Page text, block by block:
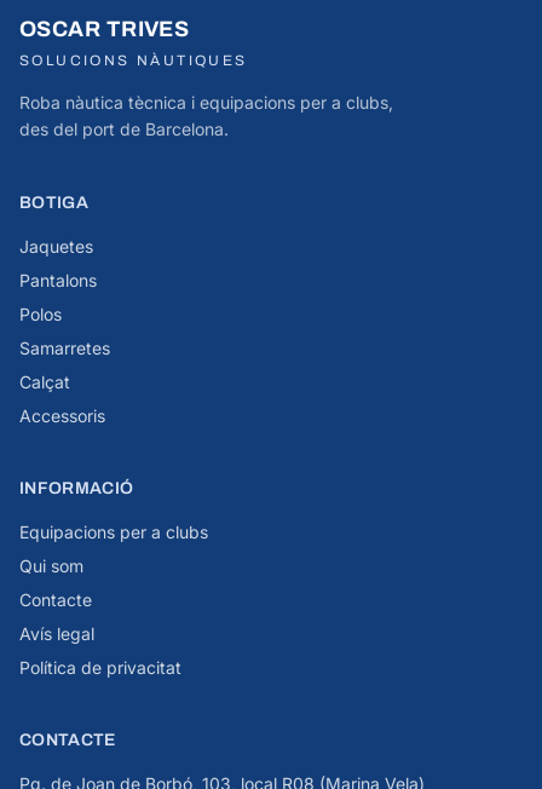
OSCAR TRIVES
SOLUCIONS NÀUTIQUES
Roba nàutica tècnica i equipacions per a clubs,
des del port de Barcelona.
BOTIGA
Jaquetes
Pantalons
Polos
Samarretes
Calçat
Accessoris
INFORMACIÓ
Equipacions per a clubs
Qui som
Contacte
Avís legal
Política de privacitat
CONTACTE
Pg. de Joan de Borbó, 103, local R08 (Marina Vela)